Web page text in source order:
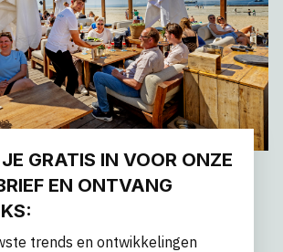
GRATIS IN VOOR ONZE
EN ONTVANG
trends en ontwikkelingen